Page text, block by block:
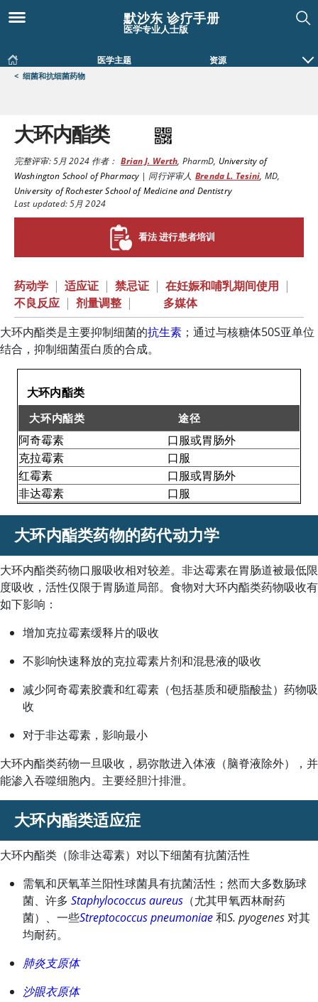
默沙东 诊疗手册
医学专业人士版
医学主题 资源
< 细菌和抗细菌药物
大环内酯类
完整评审:5月 2024作者： Brian J. Werth, PharmD, University of
Washington School of Pharmacy | 同行评审人 Brenda L. Tesini, MD,
University of Rochester School of Medicine and Dentistry
Last updated: 5月 2024
看法 进行患者培训
药动学 | 适应证 | 禁忌证 | 在妊娠和哺乳期间使用 |
不良反应 | 剂量调整 |
多媒体
大环内酯类是主要抑制细菌的抗生素 ；通过与核糖体50S亚单位
结合，抑制细菌蛋白质的合成。
大环内酯类
大环内酯类
大环内酯类 途径
阿奇霉素
口服或胃肠外
克拉霉素
口服
红霉素
口服或胃肠外
非达霉素
口服
大环内酯类药物的药代动力学
大环内酯类药物口服吸收相对较差。 非达霉素在胃肠道被最低限
度吸收，活性仅限于胃肠道局部。食物对大环内酯类药物吸收有
如下影响：
增加克拉霉素缓释片的吸收
不影响快速释放的克拉霉素片剂和混悬液的吸收
减少阿奇霉素胶囊和红霉素（包括基质和硬脂酸盐）药物吸
收
对于非达霉素，影响最小
大环内酯类药物一旦吸收，易弥散进入体液（脑脊液除外），并
能渗入吞噬细胞内。主要经胆汁排泄。
大环内酯类适应症
大环内酯类（除非达霉素）对以下细菌有抗菌活性
需氧和厌氧革兰阳性球菌具有抗菌活性；然而大多数肠球
菌、许多 Staphylococcus aureus （尤其甲氧西林耐药
菌）、一些Streptococcus pneumoniae和S. pyogenes对其
均耐药。
肺炎支原体
沙眼衣原体